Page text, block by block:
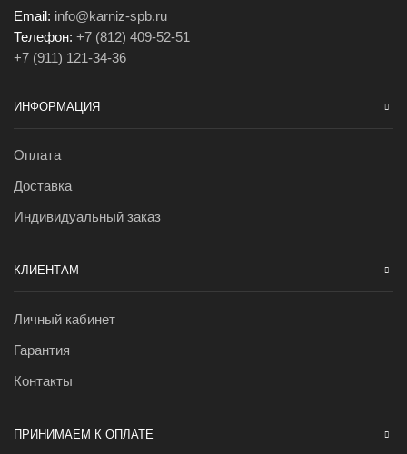
Email: info@karniz-spb.ru
Телефон: +7 (812) 409-52-51
+7 (911) 121-34-36
ИНФОРМАЦИЯ
Оплата
Доставка
Индивидуальный заказ
КЛИЕНТАМ
Личный кабинет
Гарантия
Контакты
ПРИНИМАЕМ К ОПЛАТЕ